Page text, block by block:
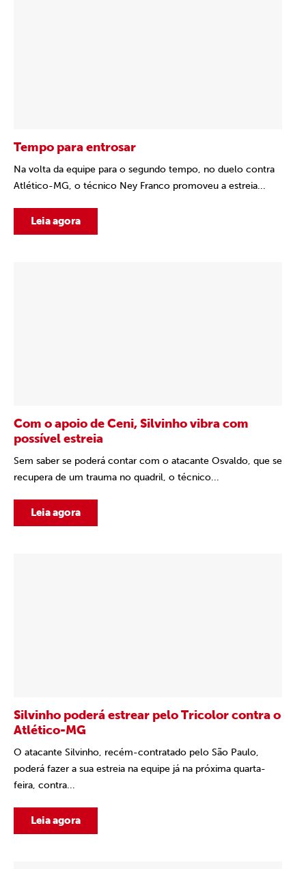
Tempo para entrosar
Na volta da equipe para o segundo tempo, no duelo contra
Atlético-MG, o técnico Ney Franco promoveu a estreia...
Leia agora
Com o apoio de Ceni, Silvinho vibra com
possível estreia
Sem saber se poderá contar com o atacante Osvaldo, que se
recupera de um trauma no quadril, o técnico...
Leia agora
Silvinho poderá estrear pelo Tricolor contra o
Atlético-MG
O atacante Silvinho, recém-contratado pelo São Paulo,
poderá fazer a sua estreia na equipe já na próxima quarta-
feira, contra...
Leia agora